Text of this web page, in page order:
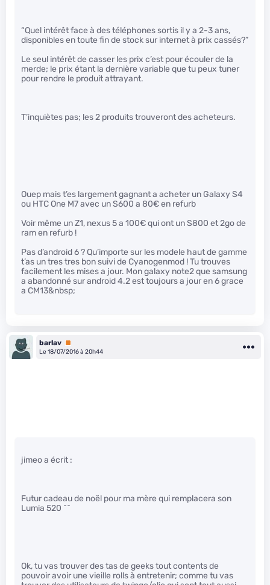
“Quel intérêt face à des téléphones sortis il y a 2-3 ans,
disponibles en toute fin de stock sur internet à prix cassés?”
Le seul intérêt de casser les prix c’est pour écouler de la
merde; le prix étant la dernière variable que tu peux tuner
pour rendre le produit attrayant.
T’inquiètes pas; les 2 produits trouveront des acheteurs.
Ouep mais t’es largement gagnant a acheter un Galaxy S4
ou HTC One M7 avec un S600 a 80€ en refurb
Voir même un Z1, nexus 5 a 100€ qui ont un S800 et 2go de
ram en refurb !
Pas d’android 6 ? Qu’importe sur les modele haut de gamme
t’as un tres tres bon suivi de Cyanogenmod ! Tu trouves
facilement les mises a jour. Mon galaxy note2 que samsung
a abandonné sur android 4.2 est toujours a jour en 6 grace
a CM13&nbsp;
barlav Premium
Le 18/07/2016 à 20h44
jimeo a écrit :
Futur cadeau de noël pour ma mère qui remplacera son
Lumia 520 ^^
Ok, tu vas trouver des tas de geeks tout contents de
pouvoir avoir une vieille rolls à entretenir; comme tu vas